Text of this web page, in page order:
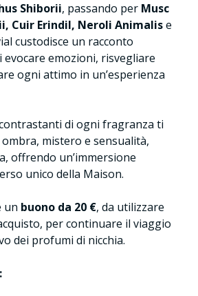
Shiborii, passando per Musc
Cuir Erindil, Neroli Animalise
custodisce un racconto
evocare emozioni, risvegliare
ogni attimo in un’esperienza
di ogni fragranza ti
mistero e sensualità,
offrendo un’immersione
unico della Maison.
un buono da 20 €, da utilizzare
per continuare il viaggio
dei profumi di nicchia.